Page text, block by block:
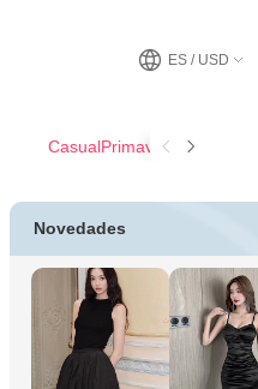
ES / USD
CasualPrimavera-Verano
Novedades